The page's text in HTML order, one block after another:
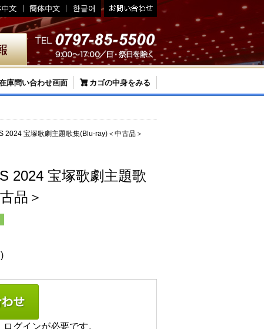
庫問い合わせ画面 カゴの中身をみる
2024 宝塚歌劇主題歌集(Blu-ray)＜中古品＞
2024 宝塚歌劇主題歌
品＞
グインが必要です。